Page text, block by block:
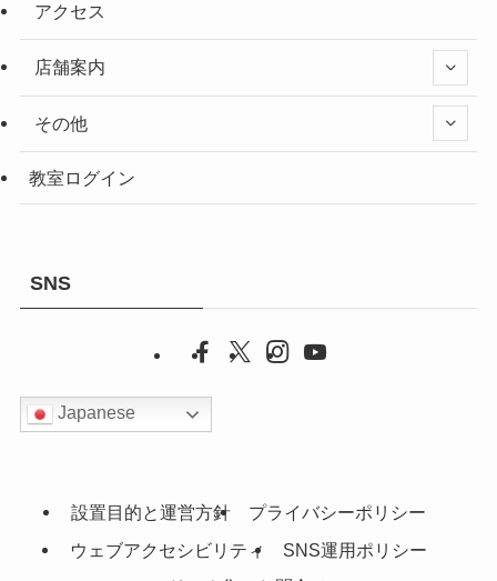
アクセス
店舗案内
その他
教室ログイン
SNS
Japanese
設置目的と運営方針
プライバシーポリシー
ウェブアクセシビリティ
SNS運用ポリシー